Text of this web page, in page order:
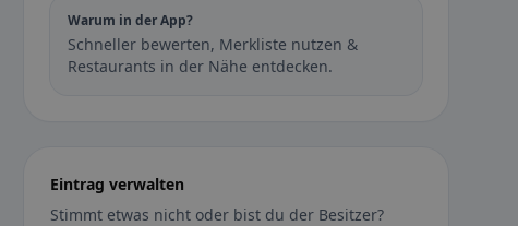
Warum in der App?
Schneller bewerten, Merkliste nutzen &
Restaurants in der Nähe entdecken.
Eintrag verwalten
Stimmt etwas nicht oder bist du der Besitzer?